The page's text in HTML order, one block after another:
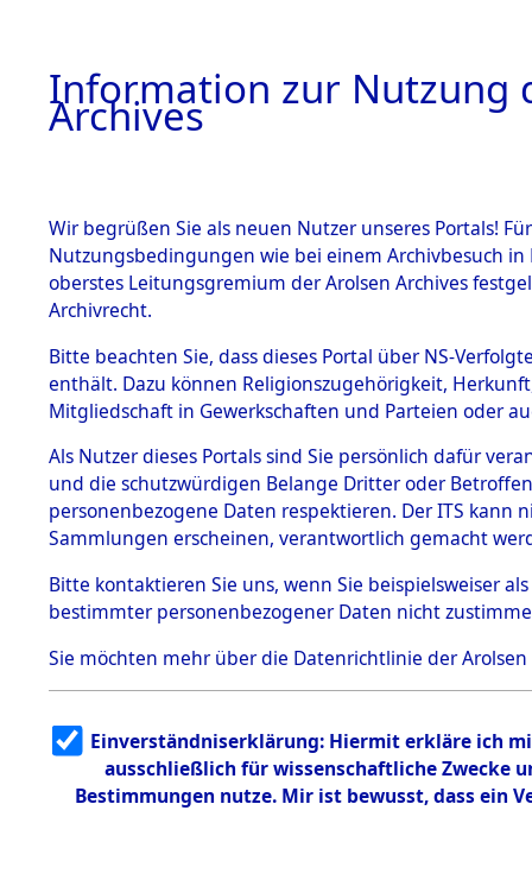
BESTÄNDE
1.
mente
5. Verschiedenes
5.3
Todesmärsche
5.3.1 Alliierte
Erhebungen
zu
Todesmärsch
en
5.3.2
g
5.3.3
Todesmärsch
von
Toter aus
Ort ihrer
0002
Information zur Nutzung
Archives
Wir begrüßen Sie als neuen Nutzer unseres Portals!
Nutzungsbedingungen wie bei einem Archivbesuch
oberstes Leitungsgremium der Arolsen Archives
Archivrecht.
Bitte beachten Sie, dass dieses Portal über NS-
enthält. Dazu können Religionszugehörigkeit,
Mitgliedschaft in Gewerkschaften und Parteien oder
Als Nutzer dieses Portals sind Sie persönlich dafür
und die schutzwürdigen Belange Dritter oder
personenbezogene Daten respektieren. Der ITS
Sammlungen erscheinen, verantwortlich gemacht
Bitte kontaktieren Sie uns, wenn Sie beispielsweiser
bestimmter personenbezogener Daten nicht
Sie möchten mehr über die Datenrichtlinie der Arolsen
Einverständniserklärung: Hiermit erkläre ich
ausschließlich für wissenschaftliche Zwecke
Bestimmungen nutze. Mir ist bewusst, dass ein